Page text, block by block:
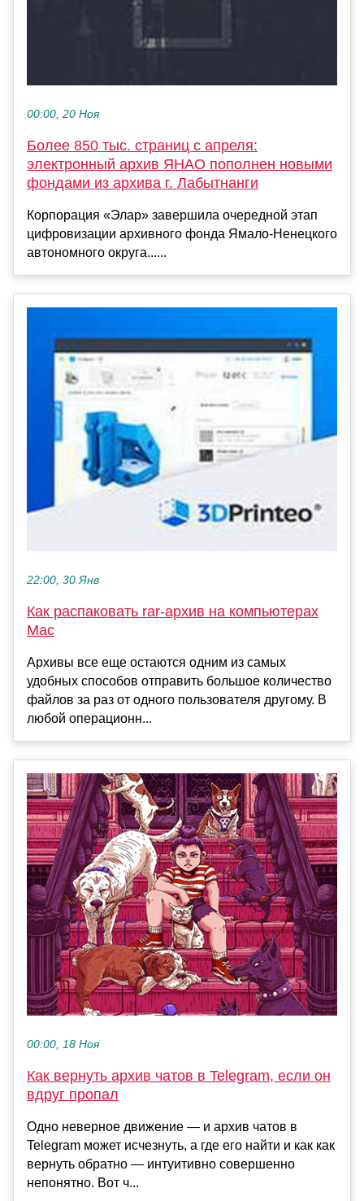
00:00, 20 Ноя
Более 850 тыс. страниц с апреля:
электронный архив ЯНАО пополнен новыми
фондами из архива г. Лабытнанги
Корпорация «Элар» завершила очередной этап
цифровизации архивного фонда Ямало-Ненецкого
автономного округа......
22:00, 30 Янв
Как распаковать rar-архив на компьютерах
Mac
Архивы все еще остаются одним из самых
удобных способов отправить большое количество
файлов за раз от одного пользователя другому. В
любой операционн...
00:00, 18 Ноя
Как вернуть архив чатов в Telegram, если он
вдруг пропал
Одно неверное движение — и архив чатов в
Telegram может исчезнуть, а где его найти и как как
вернуть обратно — интуитивно совершенно
непонятно. Вот ч...